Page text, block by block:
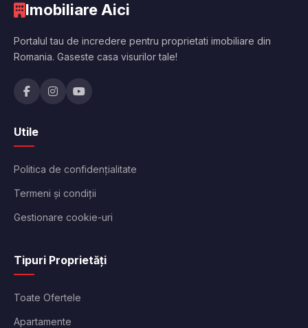
Imobiliare Aici
Portalul tau de incredere pentru proprietati imobiliare din
Romania. Gaseste casa visurilor tale!
Utile
Politica de confidențialitate
Termeni și condiții
Gestionare cookie-uri
Tipuri Proprietăți
Toate Ofertele
Apartamente